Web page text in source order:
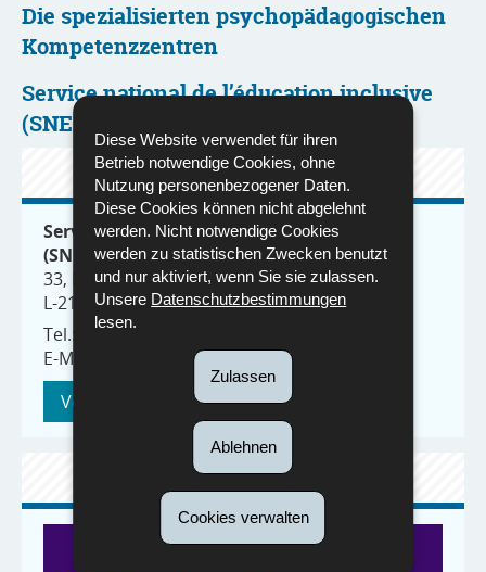
Diese Website verwendet für ihren
Betrieb notwendige Cookies, ohne
Nutzung personenbezogener Daten.
Diese Cookies können nicht abgelehnt
werden. Nicht notwendige Cookies
werden zu statistischen Zwecken benutzt
und nur aktiviert, wenn Sie sie zulassen.
Unsere Datenschutzbestimmungen
lesen.
Zulassen
Ablehnen
Cookies verwalten
Die spezialisierten psychopädagogischen
Kompetenzzentren
Service national de l’éducation inclusive
(SNEI)
KONTAKT
Service national de l’éducation inclusive
(SNEI)
33, Rives de Clausen
L-2165 Luxemburg
Tel.: (+352) 247-85180
E-Mail:
snei@men.lu
Verzeichnis
WEBSITE